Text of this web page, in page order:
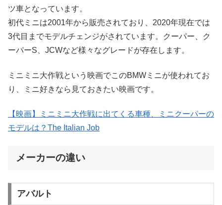
ツ車となっています。
初代ミニは2001年から販売されており、2020年現在では
3代目までモデルチェンジがされています。クーパー、ク
ーパーS、JCWなど様々なグレードが存在します。
ミニミニ大作戦という映画でこのBMWミニが使われてお
り、ミニ好きなら見ておきたい映画です。
【映画】ミニミニ大作戦に出てくる車種、ミニクーパーの
モデルは？The Italian Job
メーカーの違い
アバルト